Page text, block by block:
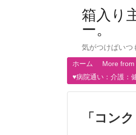
箱入り
ー。
気がつけばいつ
ホーム More
♥病院通い：介護：
「 コン